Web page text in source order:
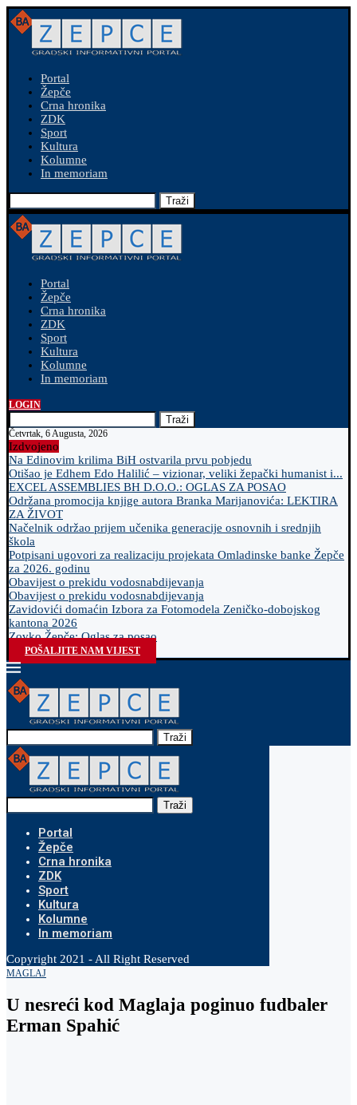
Portal
Žepče
Crna hronika
ZDK
Sport
Kultura
Kolumne
In memoriam
Traži
Portal
Žepče
Crna hronika
ZDK
Sport
Kultura
Kolumne
In memoriam
LOGIN
Traži
Četvrtak, 6 Augusta, 2026
Izdvojeno
Na Edinovim krilima BiH ostvarila prvu pobjedu
Otišao je Edhem Edo Halilić – vizionar, veliki žepački humanist i...
EXCEL ASSEMBLIES BH D.O.O.: OGLAS ZA POSAO
Održana promocija knjige autora Branka Marijanovića: LEKTIRA
ZA ŽIVOT
Načelnik održao prijem učenika generacije osnovnih i srednjih
škola
Potpisani ugovori za realizaciju projekata Omladinske banke Žepče
za 2026. godinu
Obavijest o prekidu vodosnabdijevanja
Obavijest o prekidu vodosnabdijevanja
Zavidovići domaćin Izbora za Fotomodela Zeničko-dobojskog
kantona 2026
Zovko Žepče: Oglas za posao
POŠALJITE NAM VIJEST
Traži
Traži
Portal
Žepče
Crna hronika
ZDK
Sport
Kultura
Kolumne
In memoriam
Copyright 2021 - All Right Reserved
MAGLAJ
U nesreći kod Maglaja poginuo fudbaler
Erman Spahić